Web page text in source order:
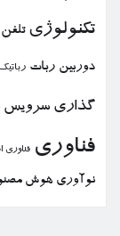
تكنولوژی
دوربین ربات رباتیك
گذاری سرویس
فناوری فناوری
نوآوری هوش